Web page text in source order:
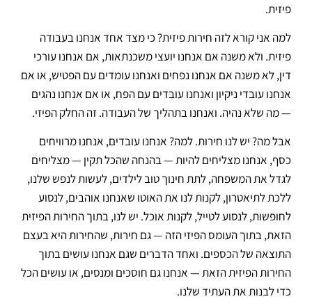
פיזית.
למה אני קורא לזה חירות פיזית? כי מצד אחד אנחנו בעבודה
פיזית. ולא משנה אם אנחנו יועצי משכנתאות, אם אנחנו עורכי
דין, לא משנה אם אנחנו נפחים ואנחנו עומדים עם הפטיש, או אם
אנחנו עובדי ניקיון ואנחנו עובדים עם הפח, או אם אנחנו נהגים
— מה שלא נהיה. ואנחנו בתהליך של העבודה. זה החלק הפיזי.
אבל מה? יש לנו חירות. למה? אנחנו עובדים, אנחנו מרוויחים
כסף, אנחנו מצליחים להיות — בהנחה שהכל תקין — מצליחים
לגדל את המשפחה, לתת חינוך טוב לילדים, לעשות לנפש שלנו,
ללכת לתיאטרון, לקנות לנו את האוטו שאנחנו אוהבים, לנסוע
לחופשות, לנסוע לטייל, לקנות אוכל. יש לנו, בתוך החירות הפיזית
הזאת, בתוך העומס הפיזי הזה — גם חירות, שהחירות היא בעצם
התוצאה של הכספים. ואחד הדברים שגם אנחנו עושים בתוך
החירות הפיזית הזאת — אנחנו גם חוסכים ומנסים, או עושים הכל
כדי לבנות את העתיד שלנו.